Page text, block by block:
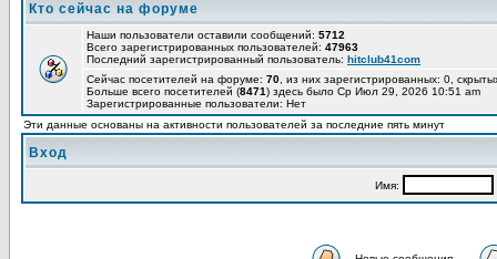
Кто сейчас на форуме
Наши пользователи оставили сообщений: 5712
Всего зарегистрированных пользователей: 47963
Последний зарегистрированный пользователь: hitclub41com
Сейчас посетителей на форуме: 70 , из них зарегистрированных: 0,
Больше всего посетителей (8471) здесь было Ср Июл 29, 2026 10:51 am
Зарегистрированные пользователи: Нет
Эти данные основаны на активности пользователей за последние пять минут
Вход
Имя: